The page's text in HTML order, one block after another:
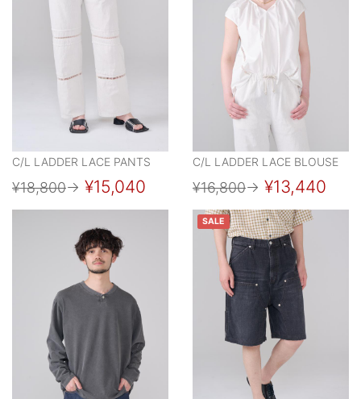
C/L LADDER LACE PANTS
¥18,800→ ¥15,040
C/L LADDER LACE BLOUSE
¥16,800→ ¥13,440
SALE